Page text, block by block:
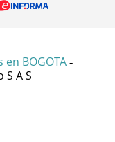
en BOGOTA -
S A S